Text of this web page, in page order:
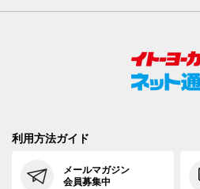
利用方法ガイド
メールマガジン
会員募集中